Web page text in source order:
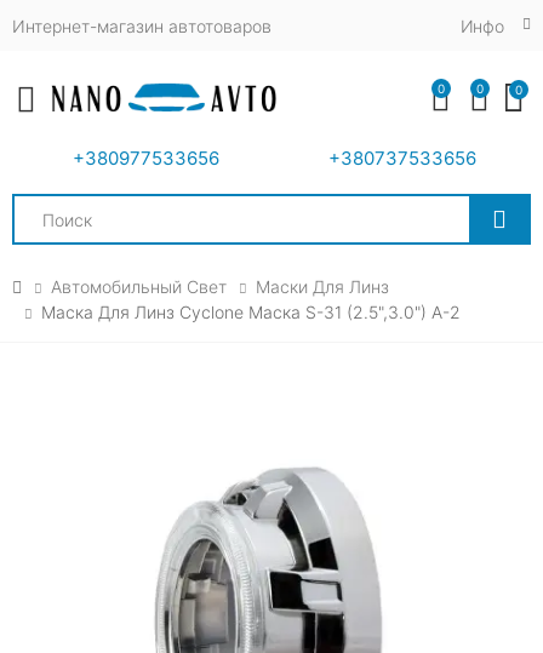
Интернет-магазин автотоваров Инфо
Toggle mobile menu
+380977533656 +380737533656
Search
0 0 0
Автомобильный Свет
Маски Для Линз
Маска Для Линз Cyclone Маска S-31 (2.5",3.0") A-2